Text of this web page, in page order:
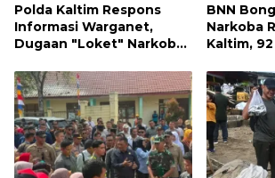
Polda Kaltim Respons
Informasi Warganet,
Dugaan "Loket" Narkoba
Perhatian
BNN
Narkoba
Kaltim,